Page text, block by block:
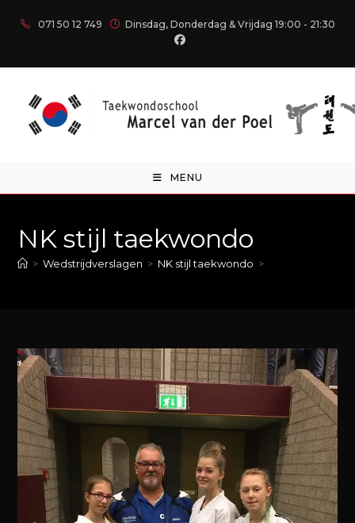
071 50 12 749 Dinsdag, Donderdag & Vrijdag 19:00 - 21:30
MENU
NK stijl taekwondo
> Wedstrijdverslagen > NK stijl taekwondo >